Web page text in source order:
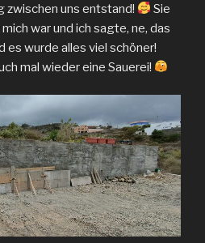
zwischen uns entstand!
Sie
war und ich sagte, ne, das
es wurde alles viel schöner!
mal wieder eine Sauerei!